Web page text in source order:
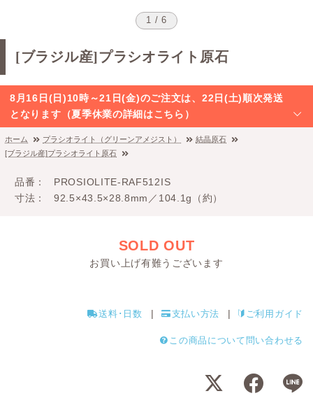
1 / 6
[ブラジル産]プラシオライト原石
8月16日(日)10時～21日(金)のご注文は、22日(土)順次発送
となります（夏季休業の詳細はこちら）
ホーム プラシオライト（グリーンアメジスト）
結晶原石
[ブラジル産]プラシオライト原石
品番
PROSIOLITE-RAF512IS
寸法
92.5×43.5×28.8mm／104.1g（約）
SOLD OUT
お買い上げ有難うございます
送料･日数 支払い方法 ご利用ガイド
この商品について問い合わせる